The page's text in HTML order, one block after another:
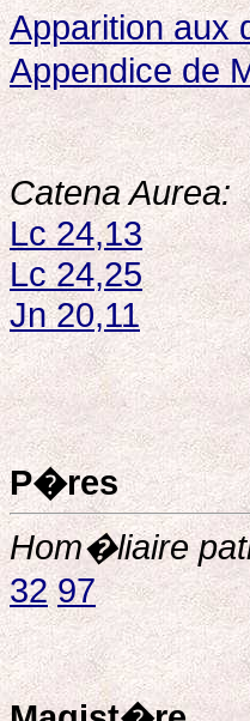
Apparition aux
Appendice de
Catena Aurea:
Lc 24,13
Lc 24,25
Jn 20,11
P�res
Hom�liaire
32 97